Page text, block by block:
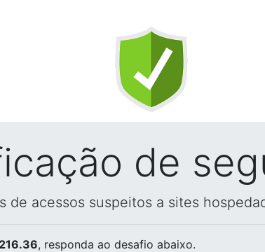
de
de acessos suspeitos a sites
, responda ao desafio abaixo.